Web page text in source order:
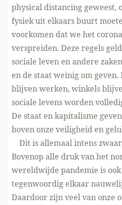
physical distancing geweest,
fysiek uit elkaars buurt
voorkomen dat we het
verspreiden. Deze regels
sociale leven en andere
en de staat weinig om geven.
blijven werken, winkels
sociale levens worden
De staat en kapitalisme
boven onze veiligheid en
Dit is allemaal intens
Bovenop alle druk van het
wereldwijde pandemie is
tegenwoordig elkaar
Daardoor zijn veel van onze